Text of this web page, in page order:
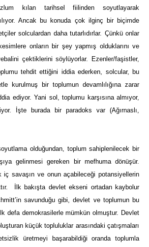
kılan tarihsel fiilinden soyutlayarak
Ancak bu konuda çok ilginç bir biçimde
solculardan daha tutarlıdırlar. Çünkü onlar
onların bir şey yapmış olduklarını ve
çektiklerini söylüyorlar. Ezenler/faşistler,
tehdit ettiğini iddia ederken, solcular, bu
kurulmuş bir toplumun devamlılığına zarar
ediyor. Yani sol, toplumu karşısına almıyor,
İşte burada bir paradoks var (Ağırnaslı,
olduğundan, toplum sahiplenilecek bir
gelinmesi gereken bir mefhuma dönüşür.
iç savaşın ve onun açabileceği potansiyellerin
İlk bakışta devlet ekseni ortadan kaybolur
savunduğu gibi, devlet ve toplumun bu
defa demokrasilerle mümkün olmuştur. Devlet
küçük topluluklar arasındaki çatışmaları
üretmeyi başarabildiği oranda toplumla